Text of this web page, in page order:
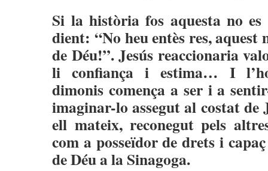
Si la història fos aquesta no
dient: “No heu entès res,
de Déu!”. Jesús reaccionaria
li confiança i estima… I
dimonis comença a ser i a
imaginar-lo assegut al costat de
ell mateix, reconegut pels
com a posseïdor de drets i
de Déu a la Sinagoga.